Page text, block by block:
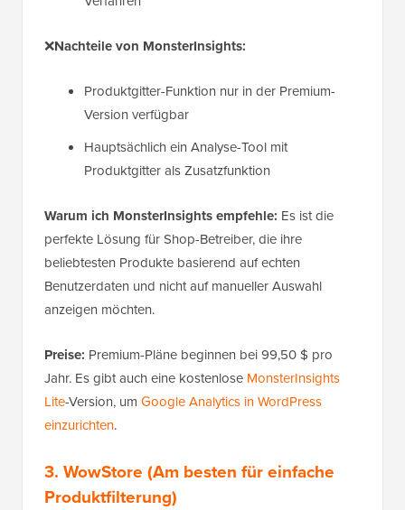
❌Nachteile von MonsterInsights:
Produktgitter-Funktion nur in der Premium-
Version verfügbar
Hauptsächlich ein Analyse-Tool mit
Produktgitter als Zusatzfunktion
Warum ich MonsterInsights empfehle: Es ist die
perfekte Lösung für Shop-Betreiber, die ihre
beliebtesten Produkte basierend auf echten
Benutzerdaten und nicht auf manueller Auswahl
anzeigen möchten.
Preise: Premium-Pläne beginnen bei 99,50 $ pro
Jahr. Es gibt auch eine kostenlose MonsterInsights
Lite-Version, um Google Analytics in WordPress
einzurichten.
3. WowStore (Am besten für einfache
Produktfilterung)